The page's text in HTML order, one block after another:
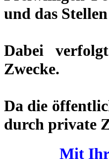
und das
Dabei
Zwecke.
Da die
durch private
Mit